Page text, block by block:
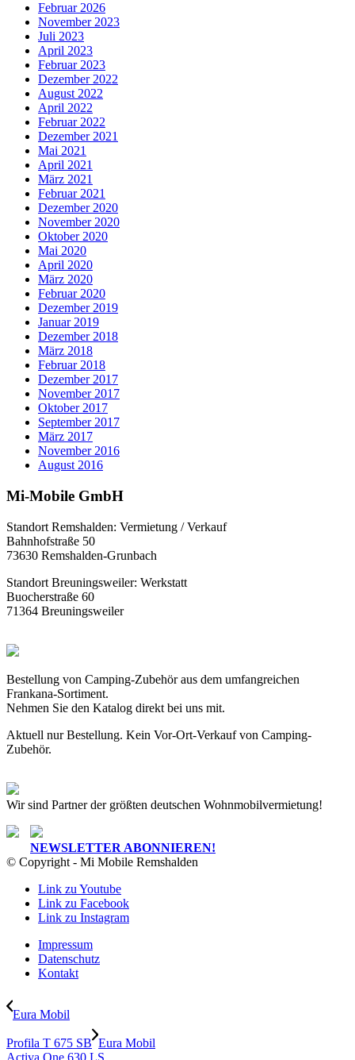
Februar 2026
November 2023
Juli 2023
April 2023
Februar 2023
Dezember 2022
August 2022
April 2022
Februar 2022
Dezember 2021
Mai 2021
April 2021
März 2021
Februar 2021
Dezember 2020
November 2020
Oktober 2020
Mai 2020
April 2020
März 2020
Februar 2020
Dezember 2019
Januar 2019
Dezember 2018
März 2018
Februar 2018
Dezember 2017
November 2017
Oktober 2017
September 2017
März 2017
November 2016
August 2016
Mi-Mobile GmbH
Standort Remshalden: Vermietung / Verkauf
Bahnhofstraße 50
73630 Remshalden-Grunbach
Standort Breuningsweiler: Werkstatt
Buocherstraße 60
71364 Breuningsweiler
Bestellung von Camping-Zubehör aus dem umfangreichen
Frankana-Sortiment.
Nehmen Sie den Katalog direkt bei uns mit.
Aktuell nur Bestellung. Kein Vor-Ort-Verkauf von Camping-
Zubehör.
Wir sind Partner der größten deutschen Wohnmobilvermietung!
NEWSLETTER ABONNIEREN!
© Copyright - Mi Mobile Remshalden
Link zu Youtube
Link zu Facebook
Link zu Instagram
Impressum
Datenschutz
Kontakt
Eura Mobil
Profila T 675 SB Eura Mobil
Activa One 630 LS